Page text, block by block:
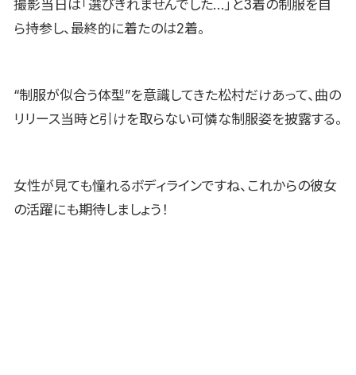
撮影当日は「選びきれませんでした…」と3着の制服を自
ら持参し、最終的に着たのは2着。
“制服が似合う体型”を意識してきた松村だけあって、曲の
リリース当時と引けを取らない可憐な制服姿を披露する。
女性が見ても憧れるボディラインですね、これからの彼女
の活躍にも期待しましょう！